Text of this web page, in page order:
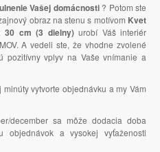
Vašej domácnosti ? Potom ste
obraz na stenu s motívom Kvet
30 cm (3 dielny)urobí Váš interiér
A vedeli ste, že vhodne zvolené
pozitívny vplyv na Vaše vnímanie a
vytvorte objednávku a my Vám
december sa môže dodacia doba
objednávok a vysokej vyťaženosti